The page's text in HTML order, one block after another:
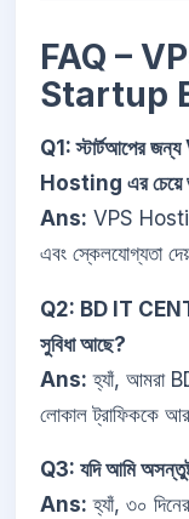
FAQ –
Startup
Q1: স্টার্টআপের
Hosting এর চেয়ে
Ans: VPS
এবং স্কেলযোগ্যতা
Q2: BD IT
সুবিধা আছে?
Ans: হ্যাঁ, আমরা
লোকাল ট্রাফিককে
Q3: যদি আমি
Ans: হ্যাঁ, ৩০ দিনের